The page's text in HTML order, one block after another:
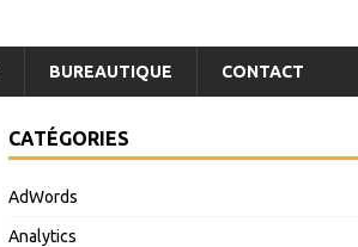
BUREAUTIQUE CONTACT
CATÉGORIES
AdWords
Analytics